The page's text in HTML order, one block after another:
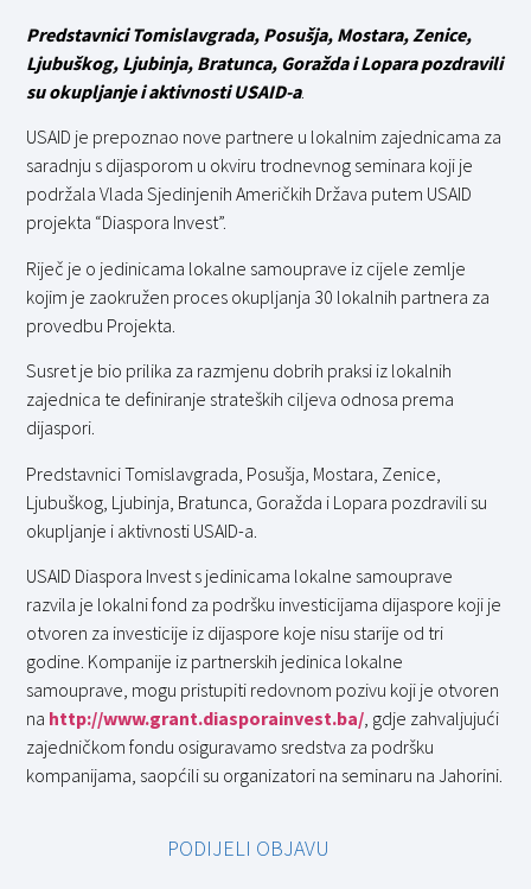
Predstavnici Tomislavgrada, Posušja, Mostara, Zenice,
Ljubuškog, Ljubinja, Bratunca, Goražda i Lopara pozdravili
su okupljanje i aktivnosti USAID-a.
USAID je prepoznao nove partnere u lokalnim zajednicama za
saradnju s dijasporom u okviru trodnevnog seminara koji je
podržala Vlada Sjedinjenih Američkih Država putem USAID
projekta “Diaspora Invest”.
Riječ je o jedinicama lokalne samouprave iz cijele zemlje
kojim je zaokružen proces okupljanja 30 lokalnih partnera za
provedbu Projekta.
Susret je bio prilika za razmjenu dobrih praksi iz lokalnih
zajednica te definiranje strateških ciljeva odnosa prema
dijaspori.
Predstavnici Tomislavgrada, Posušja, Mostara, Zenice,
Ljubuškog, Ljubinja, Bratunca, Goražda i Lopara pozdravili su
okupljanje i aktivnosti USAID-a.
USAID Diaspora Invest s jedinicama lokalne samouprave
razvila je lokalni fond za podršku investicijama dijaspore koji je
otvoren za investicije iz dijaspore koje nisu starije od tri
godine. Kompanije iz partnerskih jedinica lokalne
samouprave, mogu pristupiti redovnom pozivu koji je otvoren
na http://www.grant.diasporainvest.ba/ , gdje zahvaljujući
zajedničkom fondu osiguravamo sredstva za podršku
kompanijama, saopćili su organizatori na seminaru na Jahorini.
PODIJELI OBJAVU